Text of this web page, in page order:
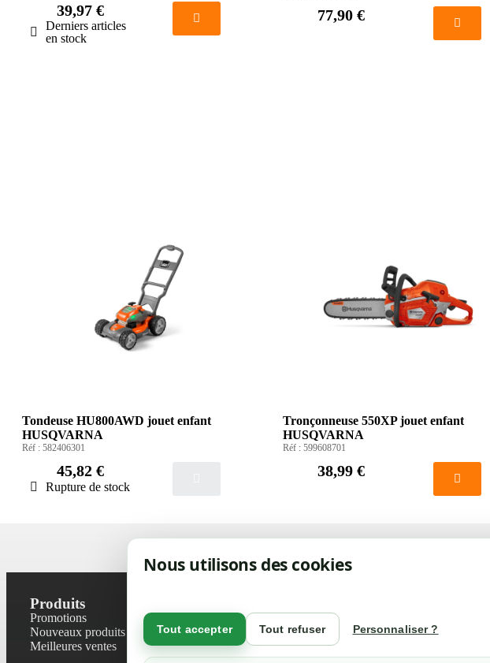
Nous utilisons des cookies
Tout accepter Tout refuser Personnaliser ?
39,97 €
Derniers articles
en stock
77,90 €
Tondeuse HU800AWD jouet enfant
HUSQVARNA
Réf : 582406301
45,82 €
Rupture de stock
Tronçonneuse 550XP jouet enfant
HUSQVARNA
Réf : 599608701
38,99 €
Produits
Promotions
Nouveaux produits
Meilleures ventes
Contactez-nous
Plan du site
Magasin
Mentions légales